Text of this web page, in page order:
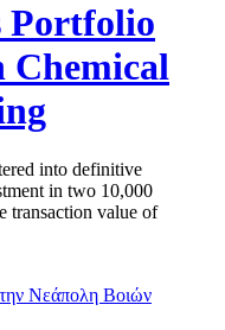
Portfolio
Chemical
into definitive
in two 10,000
transaction value of